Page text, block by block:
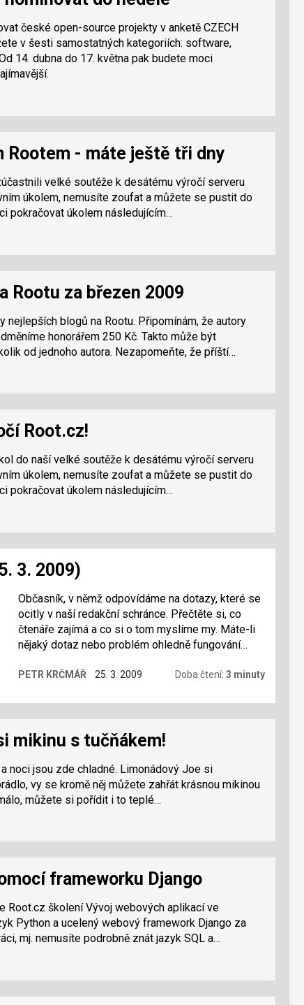
české open-source projekty v anketě CZECH
v šesti samostatných kategoriích: software,
14. dubna do 17. května pak budete moci
Rootem - máte ještě tři dny
velké soutěže k desátému výročí serveru
úkolem, nemusíte zoufat a můžete se pustit do
pokračovat úkolem následujícím…
Rootu za březen 2009
nejlepších blogů na Rootu. Připomínám, že autory
honorářem 250 Kč. Takto může být
odměněno až 15 zápisů, přičemž i několik od jednoho autora. Nezapomeňte, že příští…
Root.cz!
do naší velké soutěže k desátému výročí serveru
úkolem, nemusíte zoufat a můžete se pustit do
pokračovat úkolem následujícím…
3. 2009)
Občasník, v němž odpovídáme na dotazy, které se
ocitly v naší redakční schránce. Přečtěte si, co
čtenáře zajímá a co si o tom myslíme my. Máte-li
nějaký dotaz nebo problém ohledně fungování
formátování názorů, auře, schvalování blogů,
PETR KRČMÁŘ 25. 3. 2009 Doba čtení: 3 minuty
mikinu s tučňákem!
noci jsou zde chladné. Limonádový Joe si
vy se kromě něj můžete zahřát krásnou mikinou
můžete si pořídit i to teplé…
frameworku Django
Root.cz školení Vývoj webových aplikací ve
Python a ucelený webový framework Django za
mj. nemusíte podrobně znát jazyk SQL a…